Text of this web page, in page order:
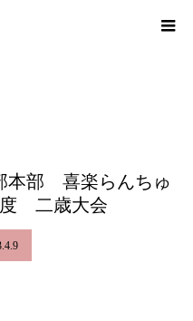
本部 喜楽らんちゅ
二歳大会